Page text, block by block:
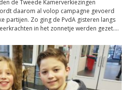
de Tweede Kamerverkiezingen
daarom al volop campagne gevoerd
partijen. Zo ging de PvdA gisteren langs
in het zonnetje werden gezet....